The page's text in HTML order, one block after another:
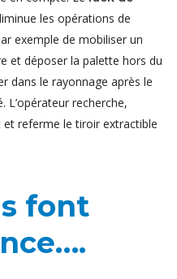
les opérations de
exemple de mobiliser un
et déposer la palette hors du
dans le rayonnage après le
L’opérateur recherche,
referme le tiroir extractible
font